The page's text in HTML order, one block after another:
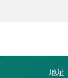
地址